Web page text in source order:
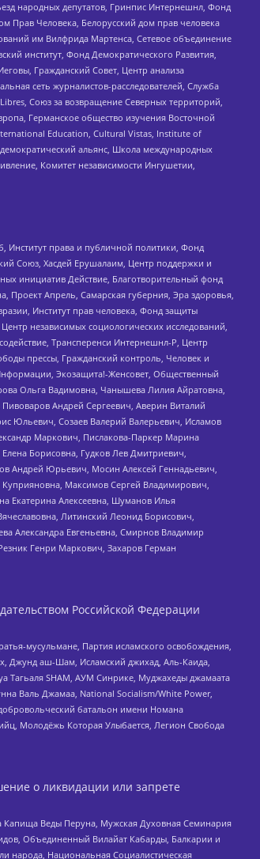
народных депутатов, Гринпис Интернешнл, Фонд
Прав Человека, Белорусский дом прав человека
им Вилфрида Мартенса, Сетевое объединение
институт, Фонд Демократического Развития,
Гражданский Совет, Центр анализа
сеть журналистов-расследователей, Служба
Союз за возвращение Северных территорий,
Германское общество изучения Восточной
Education, Cultural Vistas, Institute of
альянс, Школа международных
Комитет независимости Ингушетии,
Институт права и публичной политики, Фонд
Союз, Хасдей Ерушалаим, Центр поддержки и
инициатив Действие, Благотворительный фонд
Проект Апрель, Самарская губерния, Эра здоровья,
Институт прав человека, Фонд защиты
независимых социологических исследований,
Трансперенси Интернешнл-Р, Центр
прессы, Гражданский контроль, Человек и
Экозащита!-Женсовет, Общественный
Ольга Вадимовна, Чанышева Лилия Айратовна,
Андрей Сергеевич, Аверин Виталий
Юльевич, Созаев Валерий Валерьевич, Исламов
Маркович, Пислакова-Паркер Марина
Борисовна, Гудков Лев Дмитриевич,
Андрей Юрьевич, Мосин Алексей Геннадьевич,
Максимов Сергей Владимирович,
Екатерина Алексеевна, Шуманов Илья
Литинский Леонид Борисович,
Александра Евгеньевна, Смирнов Владимир
Генри Маркович, Захаров Герман
Российской Федерации
мусульмане, Партия исламского освобождения,
Джунд аш-Шам, Исламский джихад, Аль-Каида,
Тагьаля SHAM, АУМ Синрике, Муджахеды джамаата
Валь Джамаа, National Socialism/White Power,
батальон имени Номана
Молодёжь Которая Улыбается, Легион Свобода
о ликвидации или запрете
Капища Веды Перуна, Мужская Духовная Семинария
Объединенный Вилайат Кабарды, Балкарии и
народа, Национальная Социалистическая